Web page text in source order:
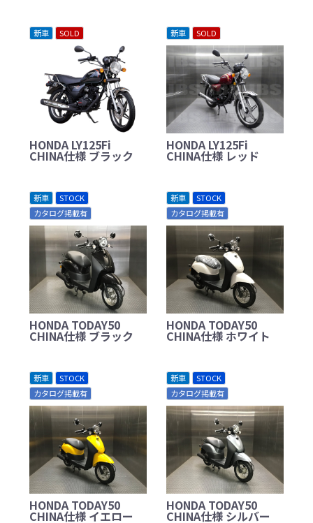
新車 SOLD
HONDA LY125Fi
CHINA仕様 ブラック
新車 SOLD
HONDA LY125Fi
CHINA仕様 レッド
新車
STOCK
カタログ掲載有
HONDA TODAY50
CHINA仕様 ブラック
新車
STOCK
カタログ掲載有
HONDA TODAY50
CHINA仕様 ホワイト
新車
STOCK
カタログ掲載有
HONDA TODAY50
CHINA仕様 イエロー
新車
STOCK
カタログ掲載有
HONDA TODAY50
CHINA仕様 シルバー